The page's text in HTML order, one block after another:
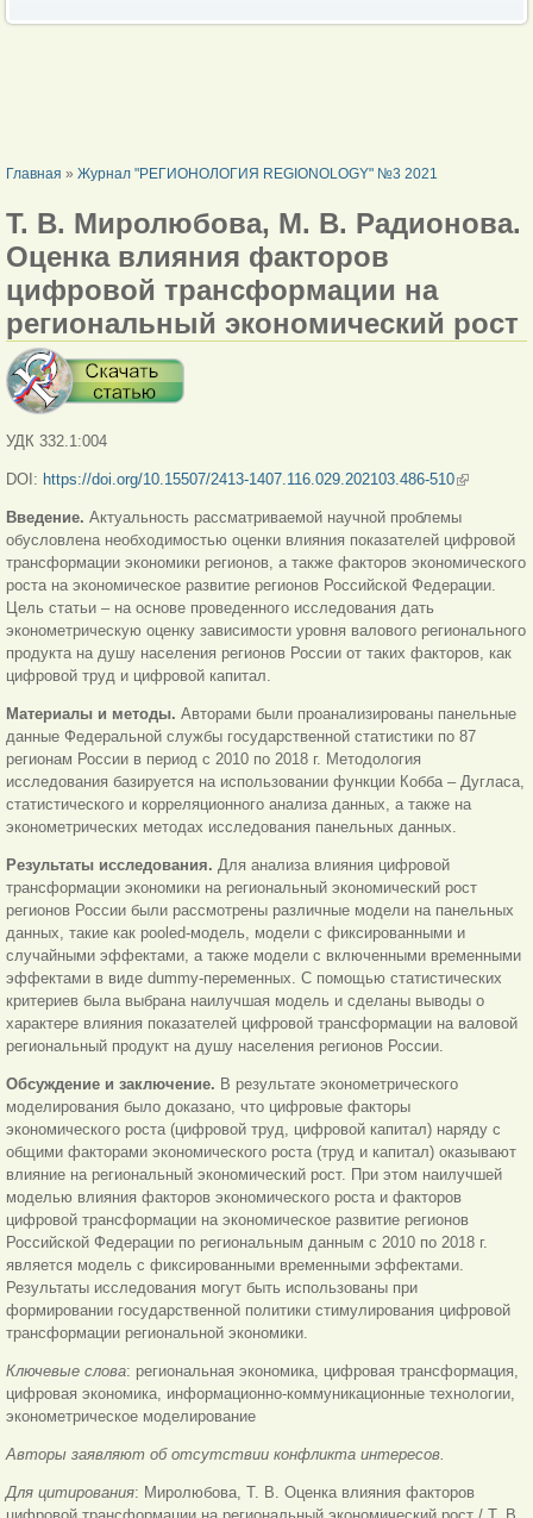
ВЫ ЗДЕСЬ
Главная » Журнал "РЕГИОНОЛОГИЯ REGIONOLOGY" №3 2021
Т. В. Миролюбова, М. В. Радионова.
Оценка влияния факторов
цифровой трансформации на
региональный экономический рост
УДК 332.1:004
DOI: https://doi.org/10.15507/2413-1407.116.029.202103.486-510(внешняя
Введение. Актуальность рассматриваемой научной проблемы
обусловлена необходимостью оценки влияния показателей цифровой
трансформации экономики регионов, а также факторов экономического
роста на экономическое развитие регионов Российской Федерации.
Цель статьи – на основе проведенного исследования дать
эконометрическую оценку зависимости уровня валового регионального
продукта на душу населения регионов России от таких факторов, как
цифровой труд и цифровой капитал.
Материалы и методы. Авторами были проанализированы панельные
данные Федеральной службы государственной статистики по 87
регионам России в период с 2010 по 2018 г. Методология
исследования базируется на использовании функции Кобба – Дугласа,
статистического и корреляционного анализа данных, а также на
эконометрических методах исследования панельных данных.
Результаты исследования. Для анализа влияния цифровой
трансформации экономики на региональный экономический рост
регионов России были рассмотрены различные модели на панельных
данных, такие как pooled-модель, модели с фиксированными и
случайными эффектами, а также модели с включенными временными
эффектами в виде dummy-переменных. С помощью статистических
критериев была выбрана наилучшая модель и сделаны выводы о
характере влияния показателей цифровой трансформации на валовой
региональный продукт на душу населения регионов России.
Обсуждение и заключение. В результате эконометрического
моделирования было доказано, что цифровые факторы
экономического роста (цифровой труд, цифровой капитал) наряду с
общими факторами экономического роста (труд и капитал) оказывают
влияние на региональный экономический рост. При этом наилучшей
моделью влияния факторов экономического роста и факторов
цифровой трансформации на экономическое развитие регионов
Российской Федерации по региональным данным с 2010 по 2018 г.
является модель с фиксированными временными эффектами.
Результаты исследования могут быть использованы при
формировании государственной политики стимулирования цифровой
трансформации региональной экономики.
Ключевые слова: региональная экономика, цифровая трансформация,
цифровая экономика, информационно-коммуникационные технологии,
эконометрическое моделирование
Авторы заявляют об отсутствии конфликта интересов.
Для цитирования: Миролюбова, Т. В. Оценка влияния факторов